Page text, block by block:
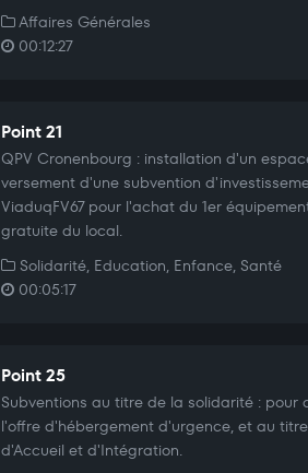
Affaires Générales
00:12:27
Point 21
QPV Cronenbourg : installation d'un
versement d'une subvention
ViaduqFV67 pour l'achat du 1er
gratuite du local.
Solidarité, Education, Enfance, Santé
00:05:17
Point 25
Subventions au titre de la solidarité : pour
l'offre d'hébergement d'urgence, et au
d'Accueil et d'Intégration.